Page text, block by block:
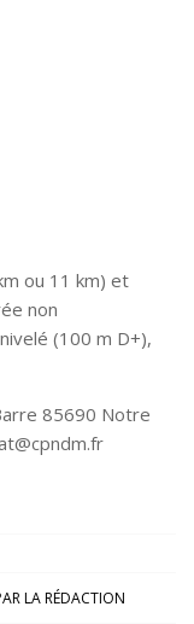
ou 11 km) et
non
(100 m D+),
85690 Notre
LA RÉDACTION